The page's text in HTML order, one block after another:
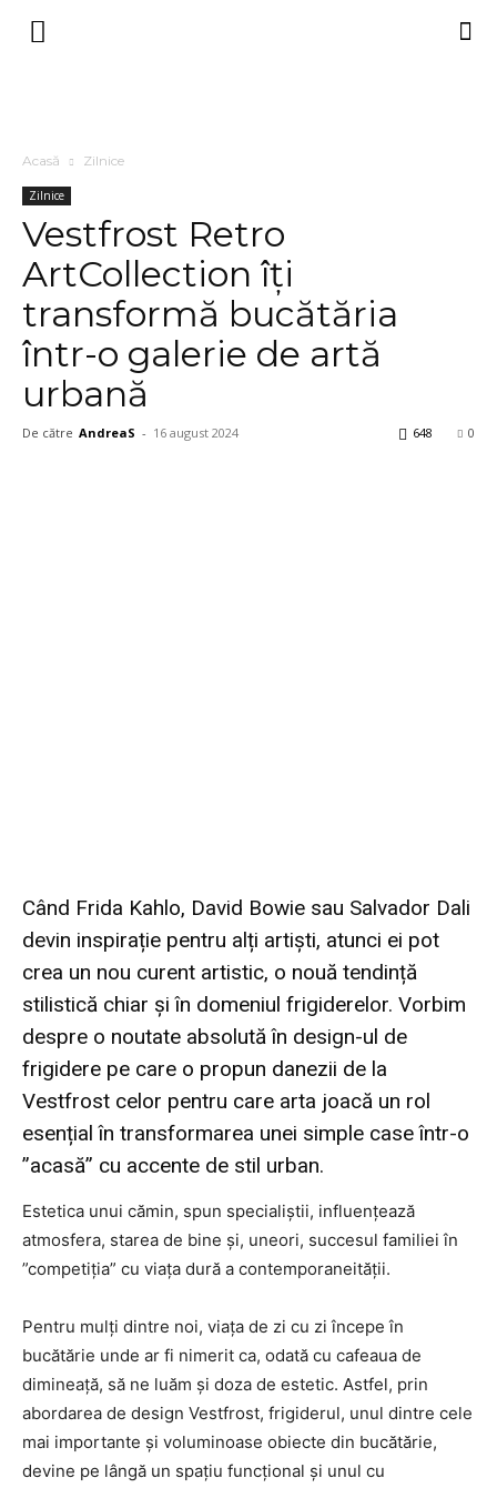
Acasă Zilnice
Zilnice
Vestfrost Retro
ArtCollection îți
transformă bucătăria
într-o galerie de artă
urbană
De către AndreaS - 16 august 2024 0
648
Când Frida Kahlo, David Bowie sau Salvador Dali
devin inspirație pentru alți artiști, atunci ei pot
crea un nou curent artistic, o nouă tendință
stilistică chiar și în domeniul frigiderelor. Vorbim
despre o noutate absolută în design-ul de
frigidere pe care o propun danezii de la
Vestfrost celor pentru care arta joacă un rol
esențial în transformarea unei simple case într-o
”acasă” cu accente de stil urban.
Estetica unui cămin, spun specialiștii, influențează
atmosfera, starea de bine și, uneori, succesul familiei în
”competiția” cu viața dură a contemporaneității.
Pentru mulți dintre noi, viața de zi cu zi începe în
bucătărie unde ar fi nimerit ca, odată cu cafeaua de
dimineață, să ne luăm și doza de estetic. Astfel, prin
abordarea de design Vestfrost, frigiderul, unul dintre cele
mai importante și voluminoase obiecte din bucătărie,
devine pe lângă un spațiu funcțional și unul cu